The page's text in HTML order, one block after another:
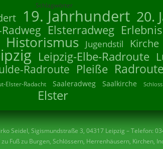
Schlagwörter
19. Jahrhundert 20.
Elsterradweg
Historismus Jugendstil Kirche
Leipzig-Elbe-Radroute
Radroute Pleiße
Elster-Radacht Saaleradweg Saalkirche Schloss
Elster
Seidel, Sigismundstraße 3, 04317 Leipzig – Telefon:
Fuß zu Burgen, Schlössern, Herrenhäusern, Kirchen,